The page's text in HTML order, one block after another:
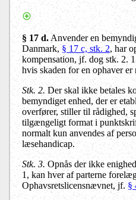
§ 17 d.Anvender en
Danmark,§ 17 c, stk. 2, har
kompensation, jf. dog stk. 2.
hvis skaden for en ophaver er
Stk. 2.Der skal ikke betales
bemyndiget enhed, der er
overfører, stiller til rådighed,
tilgængeligt format i
normalt kun anvendes af
læsehandicap.
Stk. 3. Opnås der ikke
1, kan hver af parterne
Ophavsretslicensnævnet, jf.§